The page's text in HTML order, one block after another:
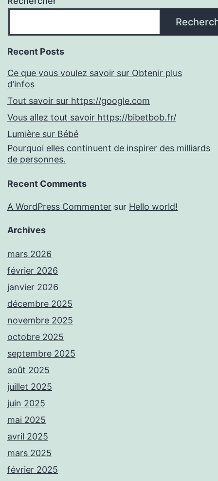
Recent Posts
Ce que vous voulez savoir sur Obtenir plus
d’infos
Tout savoir sur https://google.com
Vous allez tout savoir https://bibetbob.fr/
Lumière sur Bébé
Pourquoi elles continuent de inspirer des milliards
de personnes.
Recent Comments
A WordPress Commenter sur Hello world!
Archives
mars 2026
février 2026
janvier 2026
décembre 2025
novembre 2025
octobre 2025
septembre 2025
août 2025
juillet 2025
juin 2025
mai 2025
avril 2025
mars 2025
février 2025